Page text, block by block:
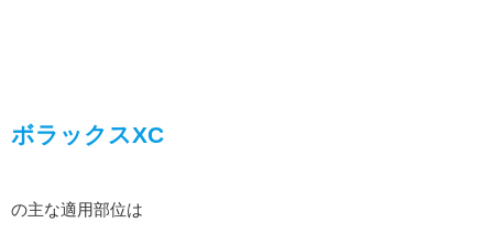
ボラックスXC
の主な適用部位は